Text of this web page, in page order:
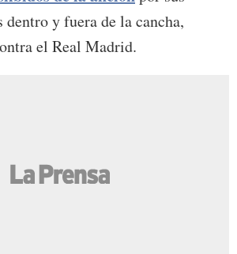
y fuera de la cancha,
el Real Madrid.